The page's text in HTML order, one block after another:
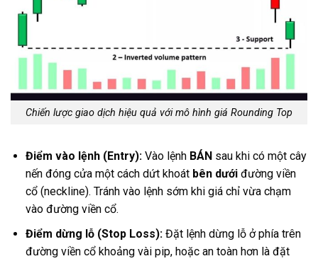
Chiến lược giao dịch hiệu quả với mô hình giá Rounding Top
Điểm vào lệnh (Entry):Vào lệnh BÁN sau khi có một cây
nến đóng cửa một cách dứt khoát bên dướiđường viền
cổ (neckline). Tránh vào lệnh sớm khi giá chỉ vừa chạm
vào đường viền cổ.
Điểm dừng lỗ (Stop Loss):Đặt lệnh dừng lỗ ở phía trên
đường viền cổ khoảng vài pip, hoặc an toàn hơn là đặt